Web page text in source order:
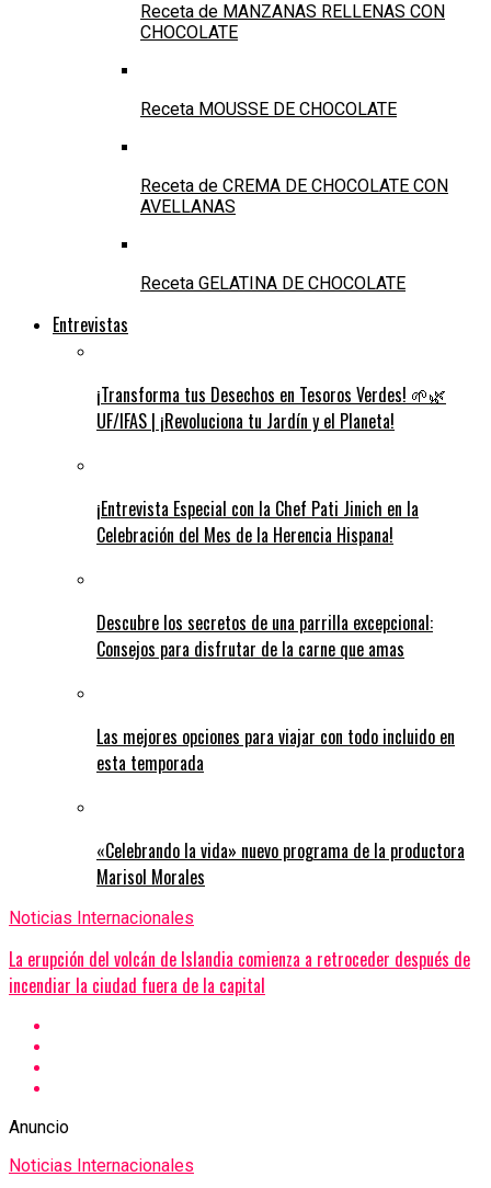
Receta de MANZANAS RELLENAS CON
CHOCOLATE
Receta MOUSSE DE CHOCOLATE
Receta de CREMA DE CHOCOLATE CON
AVELLANAS
Receta GELATINA DE CHOCOLATE
Entrevistas
¡Transforma tus Desechos en Tesoros Verdes! 🌱🌿
UF/IFAS | ¡Revoluciona tu Jardín y el Planeta!
¡Entrevista Especial con la Chef Pati Jinich en la
Celebración del Mes de la Herencia Hispana!
Descubre los secretos de una parrilla excepcional:
Consejos para disfrutar de la carne que amas
Las mejores opciones para viajar con todo incluido en
esta temporada
«Celebrando la vida» nuevo programa de la productora
Marisol Morales
Noticias Internacionales
La erupción del volcán de Islandia comienza a retroceder después de
incendiar la ciudad fuera de la capital
Anuncio
Noticias Internacionales